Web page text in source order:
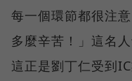
每一個環節都很注
多麼辛苦！」這名人
這正是劉丁仁受到